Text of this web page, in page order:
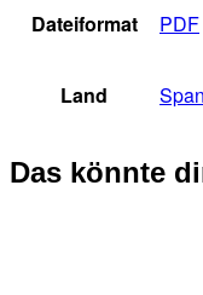
Dateiformat PDF
Land
Das könnte